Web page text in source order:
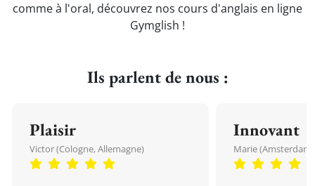
comme à l'oral, découvrez nos cours d'anglais en ligne
Gymglish !
Ils parlent de nous :
Plaisir
Victor (Cologne, Allemagne)
Innovant
Marie (Amsterdam,